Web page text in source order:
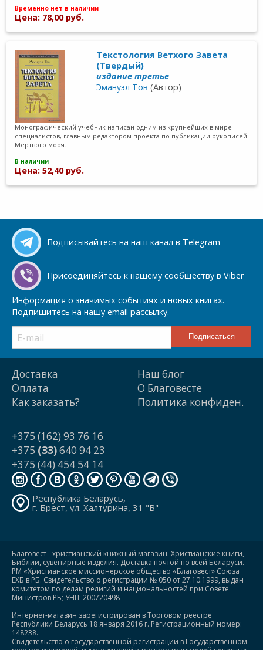
Временно нет в наличии
Цена: 78,00 руб.
Текстология Ветхого Завета
(Твердый)
издание третье
Эмануэл Тов (Автор)
Монографический учебник написан одним из крупнейших в мире
специалистов, главным редактором проекта по публикации рукописей
Мертвого моря.
В наличии
Цена: 52,40 руб.
Подписывайтесь на наш канал в Telegram
Присоединяйтесь к нашему сообществу в Viber
Информация о значимых событиях и новых книгах.
Подпишитесь на нашу email рассылку.
Доставка
Оплата
Как заказать?
Наш блог
О Благовесте
Политика конфиден.
+375 (162) 93 76 16
+375 (33)640 94 23
+375 (44) 454 54 14
Республика Беларусь,
г. Брест, ул. Халтурина, 31 "В"
Благовест - христианский книжный магазин. Христианские книги,
Библии, сувенирные изделия. Доставка почтой по всей Беларуси.
РМ «Христианское миссионерское общество «Благовест» Союза
ЕХБ в РБ. Свидетельство о регистрации № 050 от 27.10.1999, выдан
комитетом по делам религий и национальностей при Совете
Министров РБ; УНП: 200720498
Интернет-магазин зарегистрирован в Торговом реестре
Республики Беларусь 18 января 2016 г. Регистрационный номер:
148238.
Свидетельство о государственной регистрации в Государственном